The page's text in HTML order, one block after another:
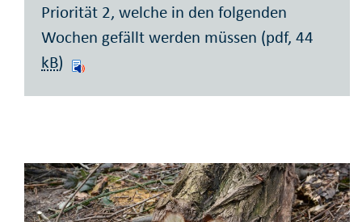
Priorität 2, welche in den folgenden
Wochen gefällt werden müssen (pdf, 44
kB)